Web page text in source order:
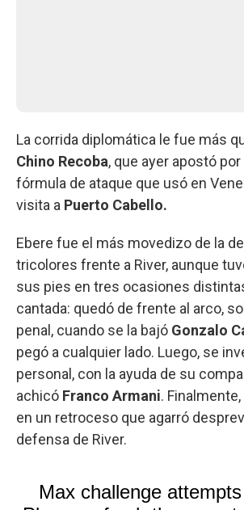
La corrida diplomática le fue más
Chino Recoba, que ayer apostó
fórmula de ataque que usó en
visita a Puerto Cabello.
Ebere fue el más movedizo de la
tricolores frente a River, aunque
sus pies en tres ocasiones
cantada: quedó de frente al arco,
penal, cuando se la bajó Gonzalo
pegó a cualquier lado. Luego, se
personal, con la ayuda de su
achicó Franco Armani.
en un retroceso que agarró
defensa de River.